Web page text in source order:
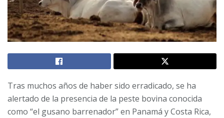
Tras muchos años de haber sido erradicado, se ha
alertado de la presencia de la peste bovina conocida
como “el gusano barrenador” en Panamá y Costa Rica,